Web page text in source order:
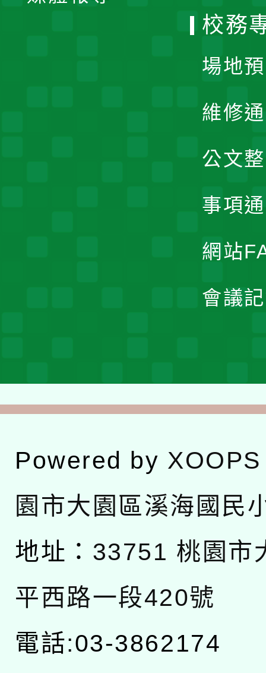
校務
場地
維修
公文
事項
網站
會議
Powered by XOOPS
園市大園區溪海國民
地址： 33751 桃園市
平西路一段420號
電話:03-3862174